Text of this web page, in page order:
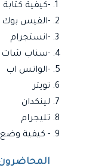
-كيفية
-الفيس بوك
-انستجرام
-سناب شات
-الواتس اب
تويتر
لينكدان
تليجرام
- كيفية